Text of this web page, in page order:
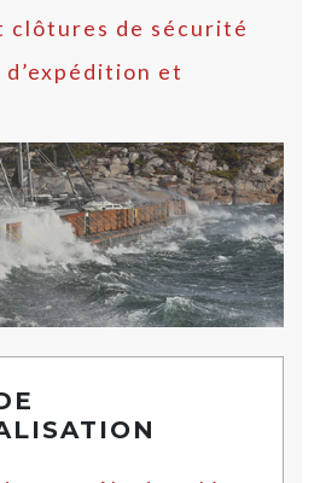
clôtures de sécurité
et